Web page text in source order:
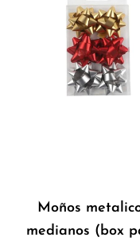
Moños
medianos (box